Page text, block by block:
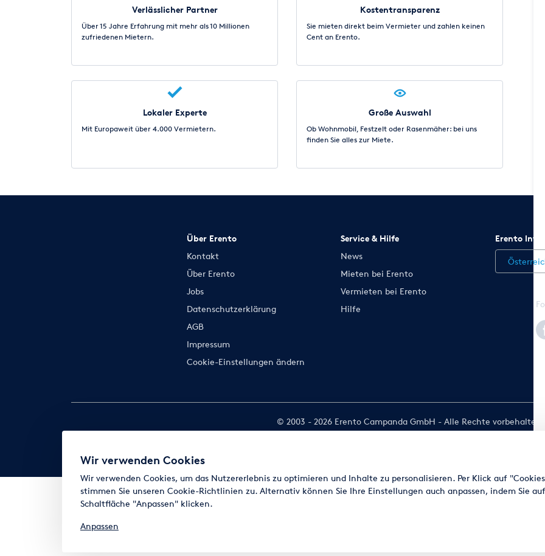
Verlässlicher Partner
Über 15 Jahre Erfahrung mit mehr als 10 Millionen
zufriedenen Mietern.
Lokaler Experte
Mit Europaweit über 4.000 Vermietern.
Kostentransparenz
Sie mieten direkt beim Vermieter und zahlen keinen
Cent an Erento.
Große Auswahl
Ob Wohnmobil, Festzelt oder Rasenmäher: bei uns
finden Sie alles zur Miete.
Über Erento
Kontakt
Über Erento
Jobs
Datenschutzerklärung
AGB
Impressum
Cookie-Einstellungen ändern
Service & Hilfe
News
Mieten bei Erento
Vermieten bei Erento
Hilfe
Erento
© 2003 - 2026 Erento Campanda GmbH - Alle Rechte vorbehalten
Ausgewiesene Marken gehören den jeweiligen Eigentümern.
Wir verwenden Cookies
Wir verwenden Cookies, um das Nutzererlebnis zu optimieren und Inhalte zu personalisieren. Per Klick auf
stimmen Sie unseren Cookie-Richtlinien zu. Alternativ können Sie Ihre Einstellungen auch anpassen, indem Sie
Schaltfläche "Anpassen" klicken.
Anpassen